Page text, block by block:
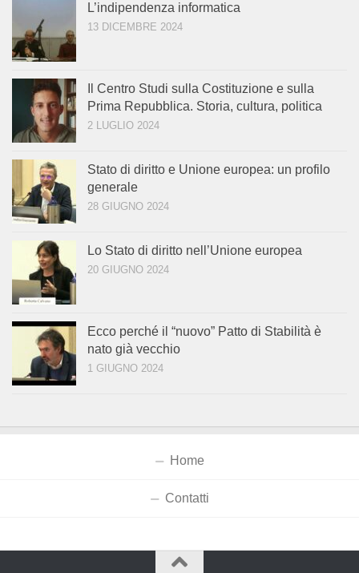
L’indipendenza informatica
13 DICEMBRE 2024
Il Centro Studi sulla Costituzione e sulla
Prima Repubblica. Storia, cultura, politica
2 LUGLIO 2024
Stato di diritto e Unione europea: un profilo
generale
28 GIUGNO 2024
Lo Stato di diritto nell’Unione europea
20 GIUGNO 2024
Ecco perché il “nuovo” Patto di Stabilità è
nato già vecchio
1 GIUGNO 2024
Home
Contatti